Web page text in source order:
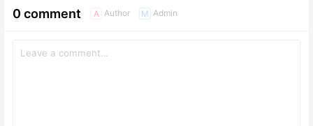
0 comment A Author M Admin